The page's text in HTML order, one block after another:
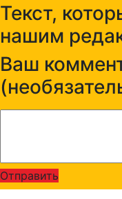
Текст,
нашим
Ваш
Отправить